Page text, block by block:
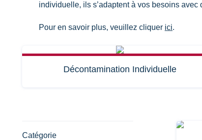
individuelle, ils s’adaptent à vos besoins
Pour en savoir plus, veuillez cliquer ici.
Décontamination Individuelle
Catégorie